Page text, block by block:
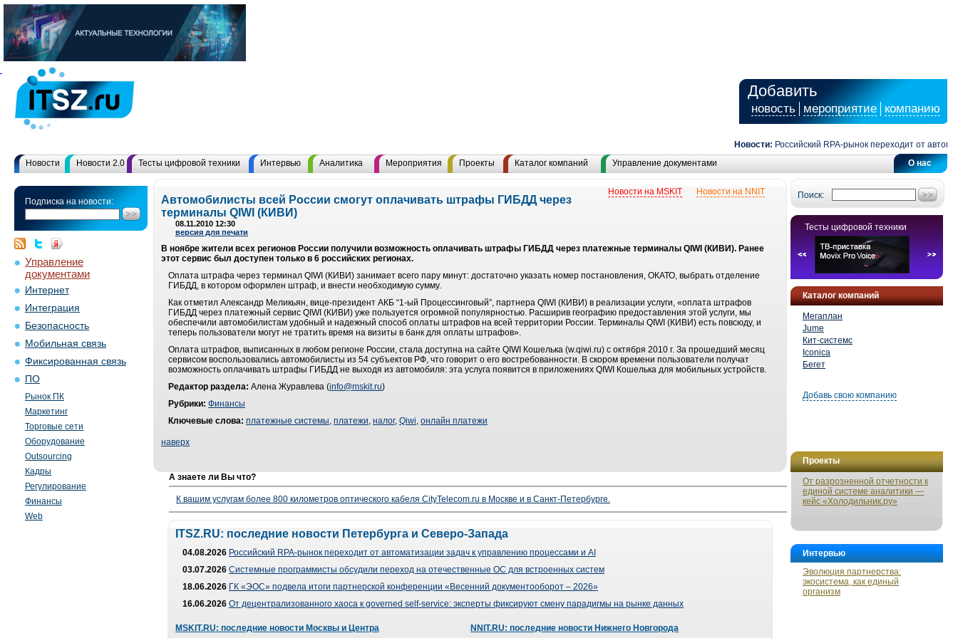
Добавить
новость мероприятие компанию
Новости: Российский RPA-рынок переходит от
О нас
Новости Новости 2.0 Тесты цифровой техники Интервью Аналитика Мероприятия Проекты Каталог компаний Управление документами
Подписка на новости:
Управление
документами
Интернет
Интеграция
Безопасность
Мобильная связь
Фиксированная связь
ПО
Рынок ПК
Маркетинг
Торговые сети
Оборудование
Outsourcing
Кадры
Регулирование
Финансы
Web
Поиск:
Тесты цифровой техники
Каталог компаний
Мегаплан
Jume
Кит-системс
Iconica
Бегет
Добавь свою компанию
Проекты
От разрозненной отчетности к
единой системе аналитики —
кейс «Холодильник.ру»
Интервью
Эволюция партнерства:
экосистема, как единый
организм
Новости на NNIT
Новости на MSKIT
Автомобилисты всей России смогут оплачивать штрафы ГИБДД через
терминалы QIWI (КИВИ)
08.11.2010 12:30
версия для печати
В ноябре жители всех регионов России получили возможность оплачивать штрафы ГИБДД через платежные терминалы QIWI (КИВИ). Ранее
этот сервис был доступен только в 6 российских регионах.
Оплата штрафа через терминал QIWI (КИВИ) занимает всего пару минут: достаточно указать номер постановления, ОКАТО, выбрать отделение
ГИБДД, в котором оформлен штраф, и внести необходимую сумму.
Как отметил Александр Меликьян, вице-президент АКБ “1-ый Процессинговый”, партнера QIWI (КИВИ) в реализации услуги, «оплата штрафов
ГИБДД через платежный сервис QIWI (КИВИ) уже пользуется огромной популярностью. Расширив географию предоставления этой услуги, мы
обеспечили автомобилистам удобный и надежный способ оплаты штрафов на всей территории России. Терминалы QIWI (КИВИ) есть повсюду, и
теперь пользователи могут не тратить время на визиты в банк для оплаты штрафов».
Оплата штрафов, выписанных в любом регионе России, стала доступна на сайте QIWI Кошелька (w.qiwi.ru) с октября 2010 г. За прошедший месяц
сервисом воспользовались автомобилисты из 54 субъектов РФ, что говорит о его востребованности. В скором времени пользователи получат
возможность оплачивать штрафы ГИБДД не выходя из автомобиля: эта услуга появится в приложениях QIWI Кошелька для мобильных устройств.
Редактор раздела: Алена Журавлева (info@mskit.ru)
Рубрики: Финансы
Ключевые слова: платежные системы, платежи, налог, Qiwi, онлайн платежи
наверх
А знаете ли Вы что?
К вашим услугам более 800 километров оптического кабеля CityTelecom.ru в Москве и в Санкт-Петербурге.
ITSZ.RU: последние новости Петербурга и Северо-Запада
04.08.2026 Российский RPA-рынок переходит от автоматизации задач к управлению процессами и AI
03.07.2026 Системные программисты обсудили переход на отечественные ОС для встроенных систем
18.06.2026 ГК «ЭОС» подвела итоги партнерской конференции «Весенний документооборот – 2026»
16.06.2026 От децентрализованного хаоса к governed self-service: эксперты фиксируют смену парадигмы на рынке данных
MSKIT.RU: последние новости Москвы и Центра NNIT.RU: последние новости Нижнего Новгорода